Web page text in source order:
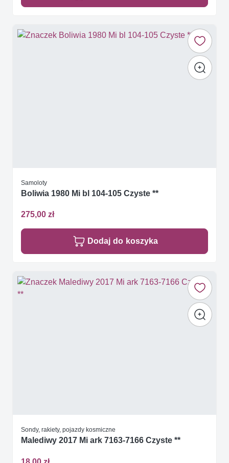
Samoloty
Boliwia 1980 Mi bl 104-105 Czyste **
275,00 zł
Dodaj do koszyka
Sondy, rakiety, pojazdy kosmiczne
Malediwy 2017 Mi ark 7163-7166 Czyste **